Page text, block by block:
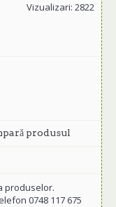
Vizualizari: 2822
produsul
produselor.
0748 117 675